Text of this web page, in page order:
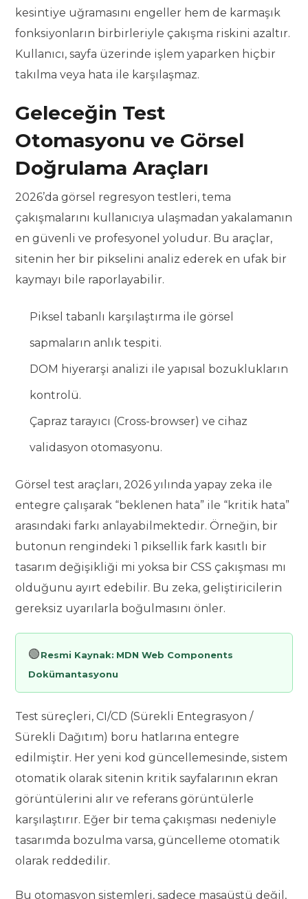
kesintiye uğramasını engeller hem de karmaşık
fonksiyonların birbirleriyle çakışma riskini azaltır.
Kullanıcı, sayfa üzerinde işlem yaparken hiçbir
takılma veya hata ile karşılaşmaz.
Geleceğin Test
Otomasyonu ve Görsel
Doğrulama Araçları
2026’da görsel regresyon testleri, tema
çakışmalarını kullanıcıya ulaşmadan yakalamanın
en güvenli ve profesyonel yoludur. Bu araçlar,
sitenin her bir pikselini analiz ederek en ufak bir
kaymayı bile raporlayabilir.
Piksel tabanlı karşılaştırma ile görsel
sapmaların anlık tespiti.
DOM hiyerarşi analizi ile yapısal bozuklukların
kontrolü.
Çapraz tarayıcı (Cross-browser) ve cihaz
validasyon otomasyonu.
Görsel test araçları, 2026 yılında yapay zeka ile
entegre çalışarak “beklenen hata” ile “kritik hata”
arasındaki farkı anlayabilmektedir. Örneğin, bir
butonun rengindeki 1 piksellik fark kasıtlı bir
tasarım değişikliği mi yoksa bir CSS çakışması mı
olduğunu ayırt edebilir. Bu zeka, geliştiricilerin
gereksiz uyarılarla boğulmasını önler.
🟢Resmi Kaynak: MDN Web Components
Dokümantasyonu
Test süreçleri, CI/CD (Sürekli Entegrasyon /
Sürekli Dağıtım) boru hatlarına entegre
edilmiştir. Her yeni kod güncellemesinde, sistem
otomatik olarak sitenin kritik sayfalarının ekran
görüntülerini alır ve referans görüntülerle
karşılaştırır. Eğer bir tema çakışması nedeniyle
tasarımda bozulma varsa, güncelleme otomatik
olarak reddedilir.
Bu otomasyon sistemleri, sadece masaüstü değil,